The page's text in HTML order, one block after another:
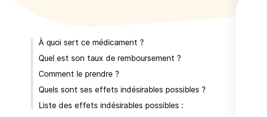
À quoi sert ce médicament ?
Quel est son taux de remboursement ?
Comment le prendre ?
Quels sont ses effets indésirables possibles ?
Liste des effets indésirables possibles :